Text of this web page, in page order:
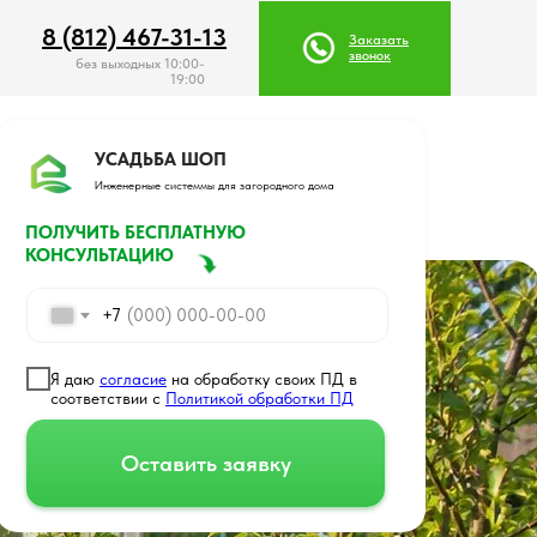
Заказать
звонок
без выходных 10:00-
19:00
8 (812) 467-31-13
Заказать
звонок
8 (812) 467-31-13
ПОЛУЧИТЬ БЕСПЛАТНУЮ
КОНСУЛЬТАЦИЮ
Оставить заявку
Инженерные системмы для загородного дома
+7
Я даю согласие на обработку своих ПД в
соответствии с Политикой обработки ПД
УСАДЬБА ШОП